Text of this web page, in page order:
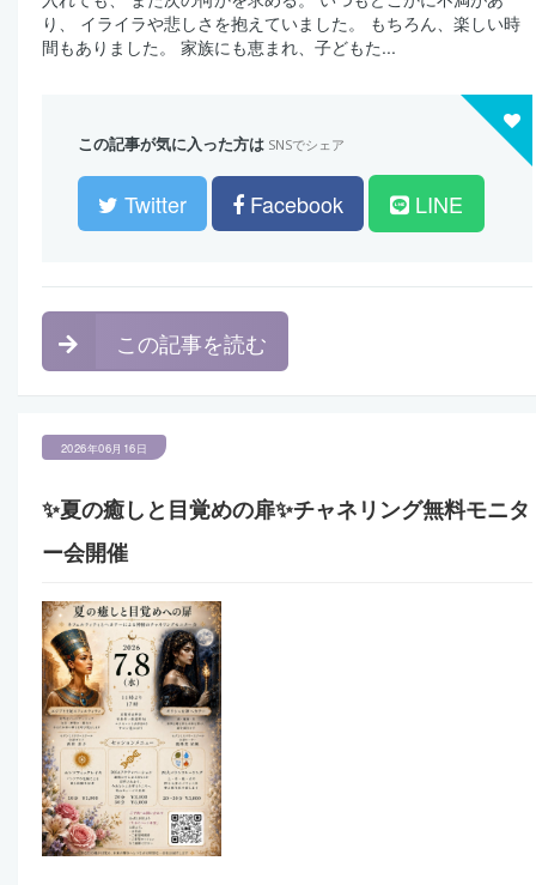
り、 イライラや悲しさを抱えていました。 もちろん、楽しい時
間もありました。 家族にも恵まれ、子どもた...
この記事が気に入った方は SNSでシェア
Twitter Facebook LINE
この記事を読む
2026年06月16日
✨夏の癒しと目覚めの扉✨チャネリング無料モニタ
ー会開催